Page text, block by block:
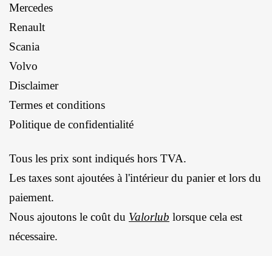
Mercedes
Renault
Scania
Volvo
Disclaimer
Termes et conditions
Politique de confidentialité
Tous les prix sont indiqués hors TVA.
Les taxes sont ajoutées à l'intérieur du panier et lors du
paiement.
Nous ajoutons le coût du Valorlub lorsque cela est
nécessaire.